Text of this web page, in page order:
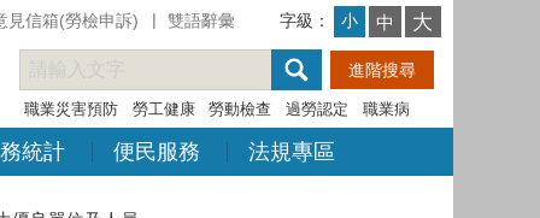
見信箱(勞檢申訴) 雙語辭彙 字級： 小 中 大
職業災害預防 勞工健康 勞動檢查 過勞認定 職業病
統計 便民服務 法規專區